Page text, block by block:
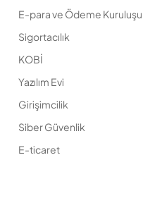
E-para ve Ödeme Kuruluşu
Sigortacılık
KOBİ
Yazılım Evi
Girişimcilik
Siber Güvenlik
E-ticaret